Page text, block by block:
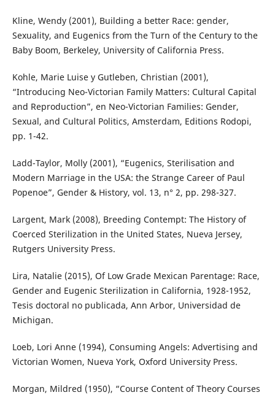
Kline, Wendy (2001), Building a better Race: gender,
Sexuality, and Eugenics from the Turn of the Century to the
Baby Boom, Berkeley, University of California Press.
Kohle, Marie Luise y Gutleben, Christian (2001),
“Introducing Neo-Victorian Family Matters: Cultural Capital
and Reproduction”, en Neo-Victorian Families: Gender,
Sexual, and Cultural Politics, Amsterdam, Editions Rodopi,
pp. 1-42.
Ladd-Taylor, Molly (2001), “Eugenics, Sterilisation and
Modern Marriage in the USA: the Strange Career of Paul
Popenoe”, Gender & History, vol. 13, n° 2, pp. 298-327.
Largent, Mark (2008), Breeding Contempt: The History of
Coerced Sterilization in the United States, Nueva Jersey,
Rutgers University Press.
Lira, Natalie (2015), Of Low Grade Mexican Parentage: Race,
Gender and Eugenic Sterilization in California, 1928-1952,
Tesis doctoral no publicada, Ann Arbor, Universidad de
Michigan.
Loeb, Lori Anne (1994), Consuming Angels: Advertising and
Victorian Women, Nueva York, Oxford University Press.
Morgan, Mildred (1950), “Course Content of Theory Courses